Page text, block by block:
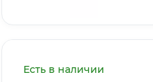
Есть в наличии